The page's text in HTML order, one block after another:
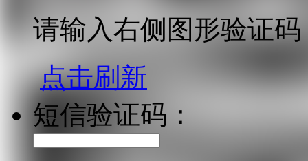
请输入右侧图形验证码
点击刷新
短信验证码：